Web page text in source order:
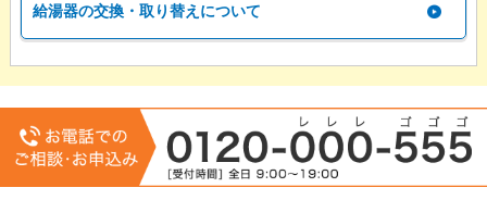
給湯器の交換・取り替えについて